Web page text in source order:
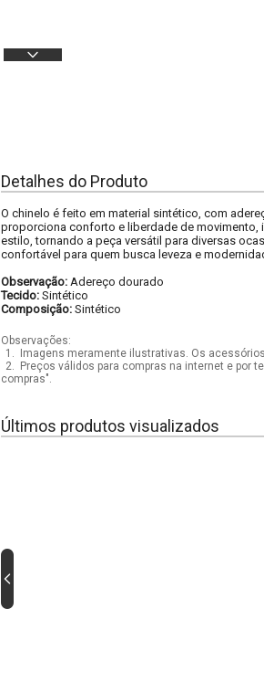
Detalhes do Produto
O chinelo é feito em material sintético, com
proporciona conforto e liberdade de movimento,
estilo, tornando a peça versátil para diversas
confortável para quem busca leveza e
Observação: Adereço dourado
Tecido: Sintético
Composição: Sintético
Observações:
1.
Imagens meramente ilustrativas. Os
2.
Preços válidos para compras na internet e por
compras".
Últimos produtos visualizados